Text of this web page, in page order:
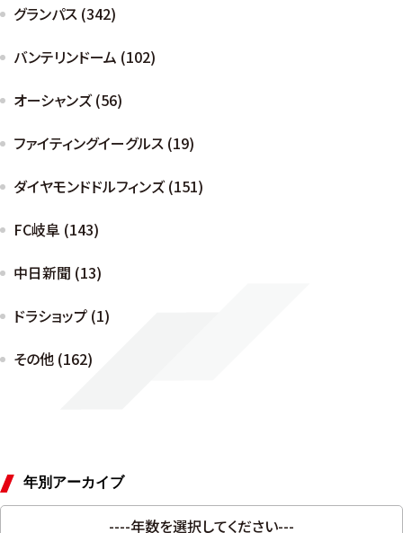
グランパス (342)
バンテリンドーム (102)
オーシャンズ (56)
ファイティングイーグルス (19)
ダイヤモンドドルフィンズ (151)
FC岐阜 (143)
中日新聞 (13)
ドラショップ (1)
その他 (162)
年別アーカイブ